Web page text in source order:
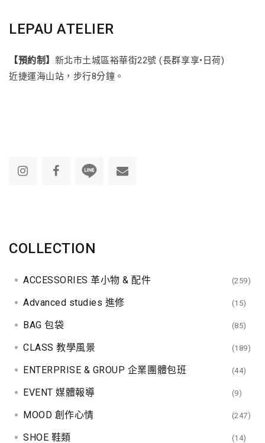
LEPAU ATELIER
【預約制】 新北市土城區裕華街22號 (長群享享•日荷)
近捷運海山站，步行8分鐘。
COLLECTION
ACCESSORIES 革小物 & 配件 (259)
Advanced studies 進修 (15)
BAG 包袋 (85)
CLASS 教學風景 (189)
ENTERPRISE & GROUP 企業團體包班 (44)
EVENT 媒體報導 (9)
MOOD 創作心情 (247)
SHOE 鞋類 (14)